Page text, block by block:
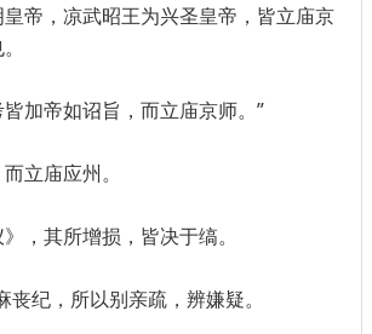
帝，凉武昭王为兴圣皇帝，皆立庙京
加帝如诏旨，而立庙京师。”
立庙应州。
，其所增损，皆决于缟。
丧纪，所以别亲疏，辨嫌疑。